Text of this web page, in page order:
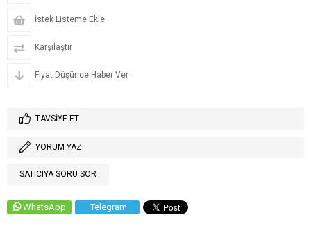
İstek Listeme Ekle
Karşılaştır
Fiyat Düşünce Haber Ver
TAVSIYE ET
YORUM YAZ
SATICIYA SORU SOR
WhatsApp Telegram